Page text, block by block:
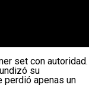
set con autoridad.
su
perdió apenas un